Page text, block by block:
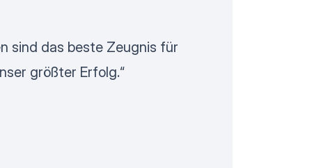
sind das beste Zeugnis für
größter Erfolg.“